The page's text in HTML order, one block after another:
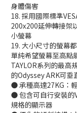
身體傷害
18. 採用國際標準
200x200延伸轉接架
小螢幕
19. 大小尺寸的螢幕
單純希望螢幕至高點
TAYLOR系列的最高
的Odyssey ARK可垂
● 承種高達27KG：
● 包含可自行安裝的
規格的顯示器